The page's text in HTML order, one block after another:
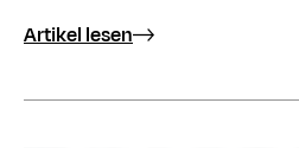
Artikel lesen